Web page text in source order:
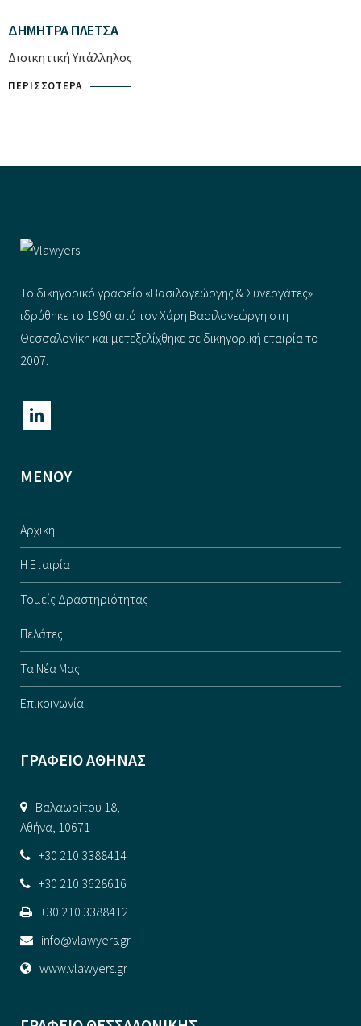
ΔΉΜΗΤΡΑ ΠΛΈΤΣΑ
Διοικητική Υπάλληλος
ΠΕΡΙΣΣΌΤΕΡΑ
Το δικηγορικό γραφείο «Βασιλογεώργης & Συνεργάτες»
ιδρύθηκε το 1990 από τον Χάρη Βασιλογεώργη στη
Θεσσαλονίκη και μετεξελίχθηκε σε δικηγορική εταιρία το
2007.
ΜΕΝΟΥ
Αρχική
Η Εταιρία
Τομείς Δραστηριότητας
Πελάτες
Τα Νέα Μας
Επικοινωνία
ΓΡΑΦΕΙΟ ΑΘΗΝΑΣ
Βαλαωρίτου 18,
Αθήνα, 10671
+30 210 3388414
+30 210 3628616
+30 210 3388412
info@vlawyers.gr
www.vlawyers.gr